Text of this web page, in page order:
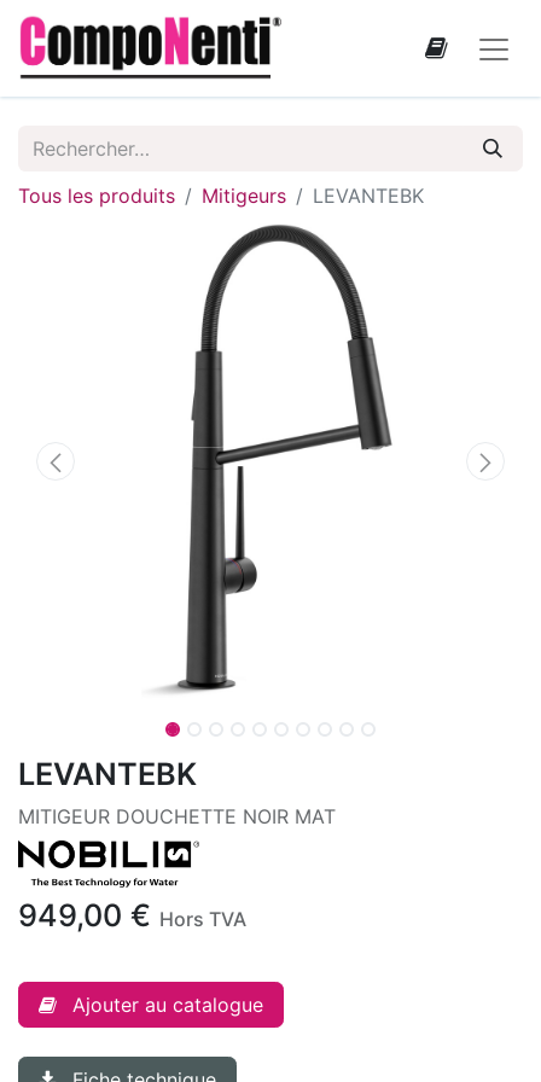
Tous les produits Mitigeurs LEVANTEBK
LEVANTEBK
MITIGEUR DOUCHETTE NOIR MAT
949,00 € Hors TVA
Ajouter au catalogue